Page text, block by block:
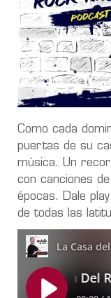
Como cada
puertas de su
música. Un
con canciones
épocas. Dale
de todas las